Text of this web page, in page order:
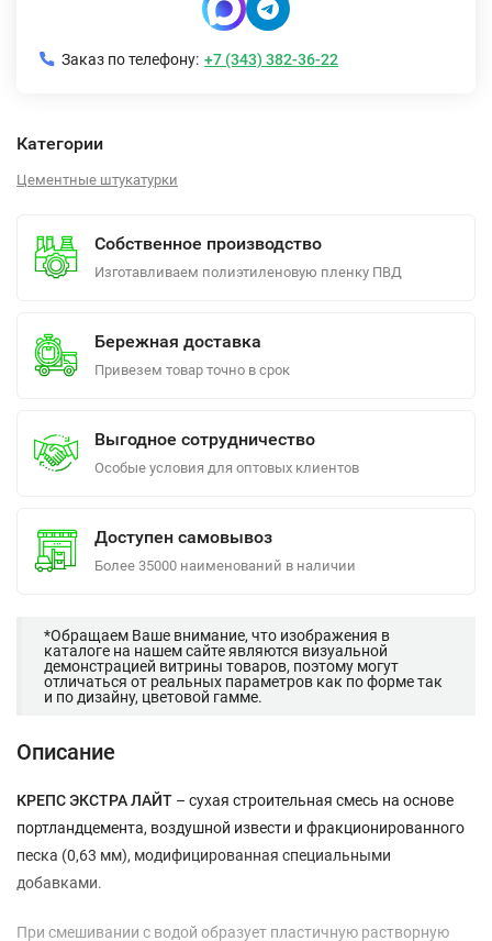
Заказ по телефону: +7 (343) 382-36-22
Категории
Цементные штукатурки
Собственное производство
Изготавливаем полиэтиленовую пленку ПВД
Бережная доставка
Привезем товар точно в срок
Выгодное сотрудничество
Особые условия для оптовых клиентов
Доступен самовывоз
Более 35000 наименований в наличии
*Обращаем Ваше внимание, что изображения в
каталоге на нашем сайте являются визуальной
демонстрацией витрины товаров, поэтому могут
отличаться от реальных параметров как по форме так
и по дизайну, цветовой гамме.
Описание
КРЕПС ЭКСТРА ЛАЙТ – сухая строительная смесь на основе
портландцемента, воздушной извести и фракционированного
песка (0,63 мм), модифицированная специальными
добавками.
При смешивании с водой образует пластичную растворную